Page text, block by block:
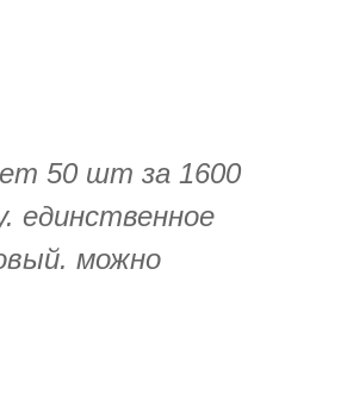
50 шт за 1600
единственное
можно